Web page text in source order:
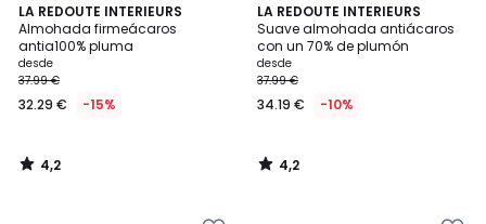
LA REDOUTE INTERIEURS
Almohada firmeácaros
antia100% pluma
desde
37.99 €
32.29 € -15%
4,2
/ 5
4,2
/
LA REDOUTE INTERIEURS
Suave almohada antiácaros
con un 70% de plumón
desde
37.99 €
34.19 € -10%
4,2
/ 5
4,2
/